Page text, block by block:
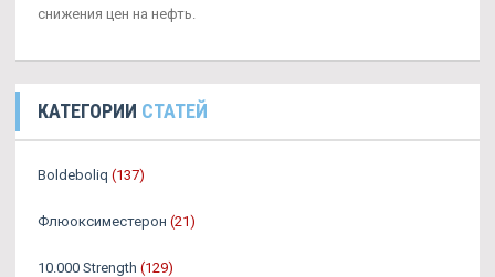
снижения цен на нефть.
КАТЕГОРИИ СТАТЕЙ
Boldeboliq (137)
Флюоксиместерон (21)
10.000 Strength (129)